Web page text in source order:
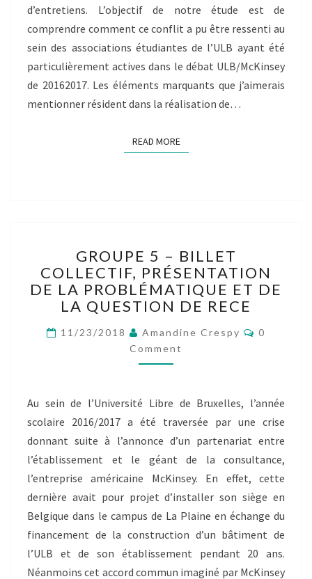
d’entretiens. L’objectif de notre étude est de
comprendre comment ce conflit a pu être ressenti au
sein des associations étudiantes de l’ULB ayant été
particulièrement actives dans le débat ULB/McKinsey
de 20162017. Les éléments marquants que j’aimerais
mentionner résident dans la réalisation de…
READ MOREREAD MORE
5
–
BILLET
COLLECTIF,
DE
LA
PROBLÉMATIQUE
LA
QUESTION
DE
RECE
GROUPE 5 – BILLET
COLLECTIF, PRÉSENTATION
DE LA PROBLÉMATIQUE ET DE
LA QUESTION DE RECE
11/23/2018 Amandine Crespy
0
Comment
Au sein de l’Université Libre de Bruxelles, l’année
scolaire 2016/2017 a été traversée par une crise
donnant suite à l’annonce d’un partenariat entre
l’établissement et le géant de la consultance,
l’entreprise américaine McKinsey. En effet, cette
dernière avait pour projet d’installer son siège en
Belgique dans le campus de La Plaine en échange du
financement de la construction d’un bâtiment de
l’ULB et de son établissement pendant 20 ans.
Néanmoins cet accord commun imaginé par McKinsey